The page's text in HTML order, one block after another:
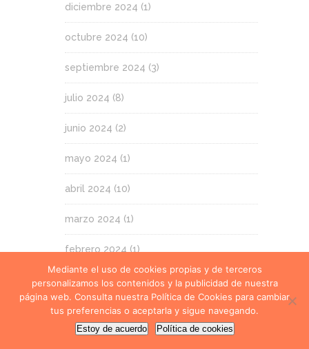
diciembre 2024 (1)
octubre 2024 (10)
septiembre 2024 (3)
julio 2024 (8)
junio 2024 (2)
mayo 2024 (1)
abril 2024 (10)
marzo 2024 (1)
febrero 2024 (1)
enero 2024(8)
noviembre 2023(2)
Mediante el uso de cookies propias y de terceros
personalizamos los contenidos y la publicidad de nuestra
página web. Consulta nuestra Política de Cookies para cambiar
tus preferencias o aceptarla y sigue navegando.
Estoy de acuerdo Política de cookies